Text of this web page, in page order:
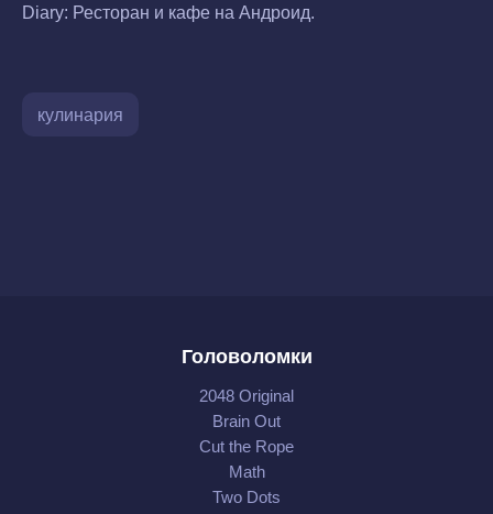
Diary: Ресторан и кафе на Андроид.
кулинария
Головоломки
2048 Original
Brain Out
Cut the Rope
Math
Two Dots